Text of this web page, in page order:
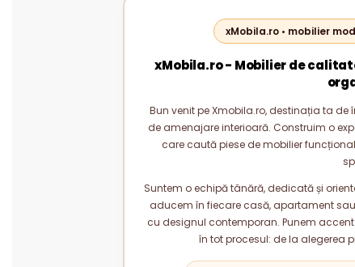
xMobila.ro • mobilier
xMobila.ro - Mobilier de
Bun venit pe Xmobila.ro, destinația ta
de amenajare interioară. Construim o
care caută piese de mobilier
Suntem o echipă tânără, dedicată și
aducem în fiecare casă, apartament
cu designul contemporan. Punem
în tot procesul: de la alegerea